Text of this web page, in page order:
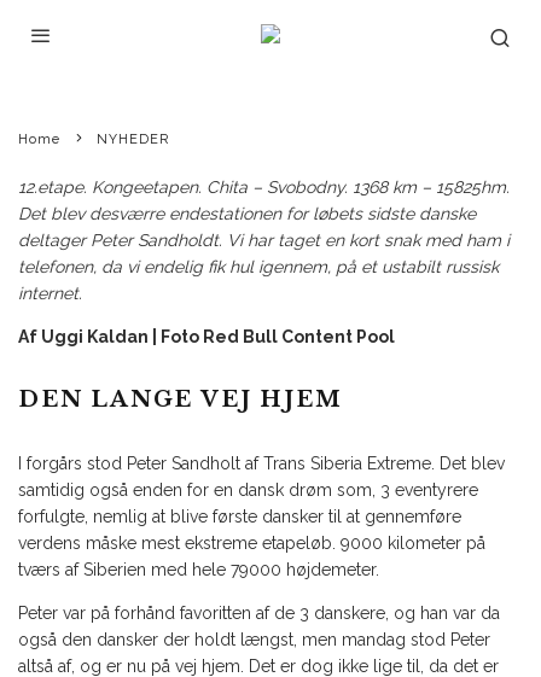
Home NYHEDER
12.etape. Kongeetapen. Chita – Svobodny. 1368 km – 15825hm.
Det blev desværre endestationen for løbets sidste danske
deltager Peter Sandholdt. Vi har taget en kort snak med ham i
telefonen, da vi endelig fik hul igennem, på et ustabilt russisk
internet.
Af Uggi Kaldan | Foto Red Bull Content Pool
DEN LANGE VEJ HJEM
I forgårs stod Peter Sandholt af Trans Siberia Extreme. Det blev
samtidig også enden for en dansk drøm som, 3 eventyrere
forfulgte, nemlig at blive første dansker til at gennemføre
verdens måske mest ekstreme etapeløb. 9000 kilometer på
tværs af Siberien med hele 79000 højdemeter.
Peter var på forhånd favoritten af de 3 danskere, og han var da
også den dansker der holdt længst, men mandag stod Peter
altså af, og er nu på vej hjem. Det er dog ikke lige til, da det er